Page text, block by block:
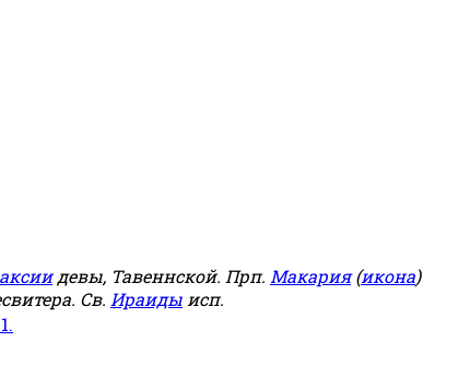
девы, Тавеннской. Прп. Макария(икона)
Св. Ираиды исп.